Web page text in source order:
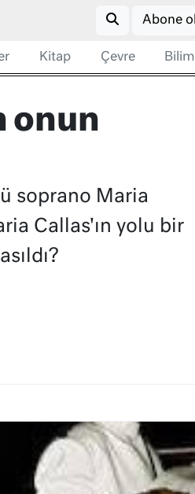
Abone ol
Kitap Çevre Bilim
onun
soprano Maria
Callas'ın yolu bir